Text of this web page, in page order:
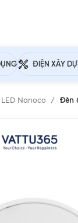
ĐIỆN XÂY
Nanoco Đèn